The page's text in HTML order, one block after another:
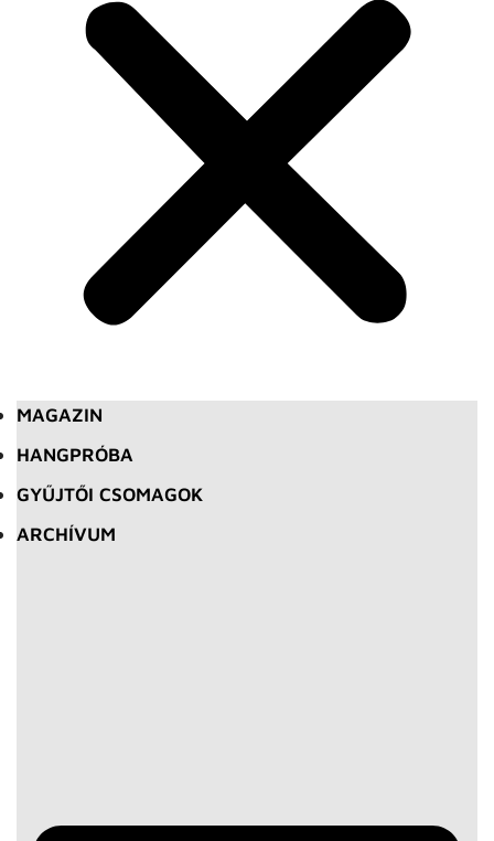
MAGAZIN
HANGPRÓBA
GYŰJTŐI CSOMAGOK
ARCHÍVUM